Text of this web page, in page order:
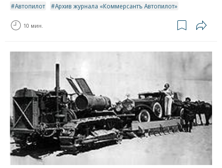
Автопилот
Архив журнала «Коммерсантъ Автопилот»
10 мин.